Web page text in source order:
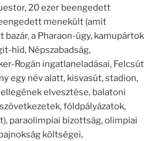
20 ezer beengedett
menekült (amit
bazár, a Pharaon-ügy, kamupártok
híd, Népszabadság,
Rogán ingatlaneladásai, Felcsút
egy név alatt, kisvasút, stadion,
elvesztése, balatoni
földpályázatok,
paraolimpiai bizottság, olimpiai
költségei,